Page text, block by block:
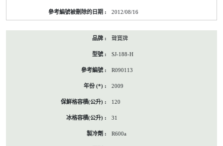
2012/08/16
聲寶牌
SJ-188-H
R090113
2009
120
31
R600a